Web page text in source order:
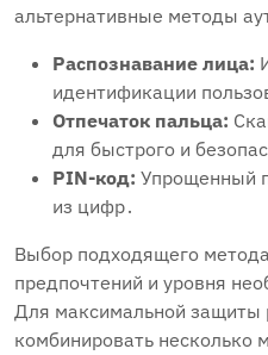
альтернативные методы
Распознавание лица:
идентификации
Отпечаток пальца:
для быстрого и
PIN-код: Упрощенный
из цифр․
Выбор подходящего
предпочтений и уровня
Для максимальной защиты
комбинировать несколько